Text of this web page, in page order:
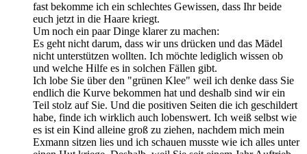
fast bekomme ich ein schlechtes Gewissen, dass Ihr beide
euch jetzt in die Haare kriegt.
Um noch ein paar Dinge klarer zu machen:
Es geht nicht darum, dass wir uns drücken und das Mädel
nicht unterstützen wollten. Ich möchte lediglich wissen ob
und welche Hilfe es in solchen Fällen gibt.
Ich lobe Sie über den "grünen Klee" weil ich denke dass Sie
endlich die Kurve bekommen hat und deshalb sind wir ein
Teil stolz auf Sie. Und die positiven Seiten die ich geschildert
habe, finde ich wirklich auch lobenswert. Ich weiß selbst wie
es ist ein Kind alleine groß zu ziehen, nachdem mich mein
Exmann sitzen lies und ich schauen musste wie ich alles unter